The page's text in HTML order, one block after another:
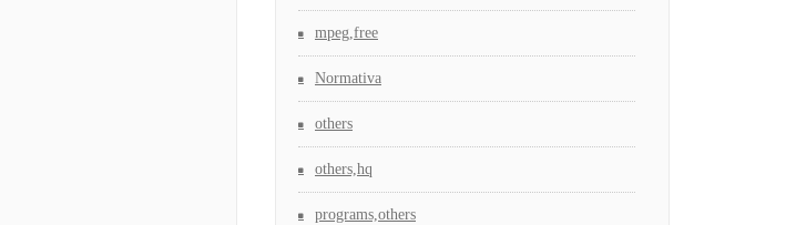
mpeg,free
Normativa
others
others,hq
programs,others